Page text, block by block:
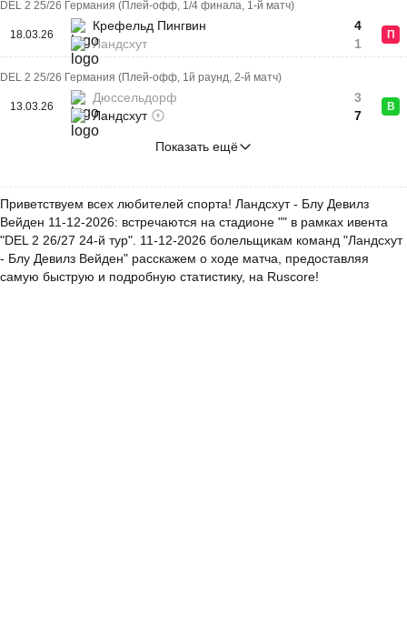
DEL 2 25/26 Германия (Плей-офф, 1/4 финала, 1-й матч)
18.03.26
Крефельд Пингвин
Ландсхут
4
1
П
DEL 2 25/26 Германия (Плей-офф, 1й раунд, 2-й матч)
13.03.26
Дюссельдорф
Ландсхут
3
7
В
Показать ещё
Приветствуем всех любителей спорта! Ландсхут - Блу Девилз
Вейден 11-12-2026: встречаются на стадионе "" в рамках ивента
"DEL 2 26/27 24-й тур". 11-12-2026 болельщикам команд "Ландсхут
- Блу Девилз Вейден" расскажем о ходе матча, предоставляя
самую быструю и подробную статистику, на Ruscore!